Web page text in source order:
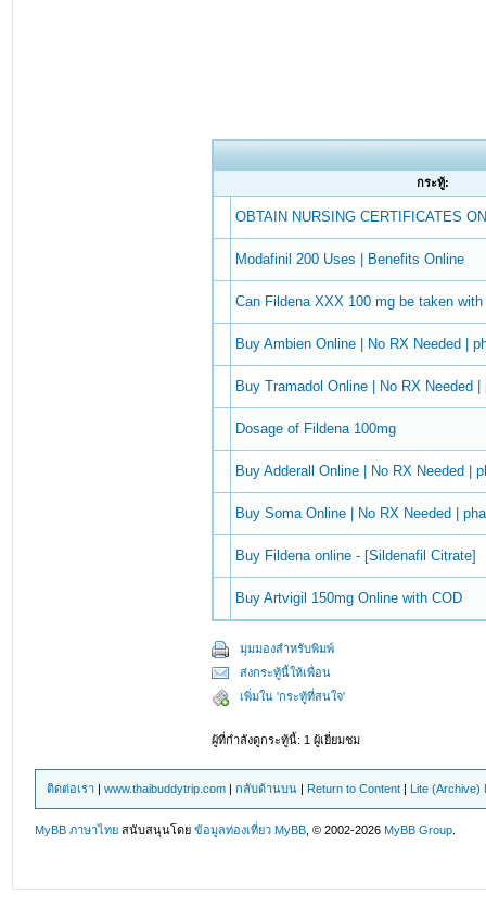
กระทู้:
OBTAIN NURSING CERTIFICATES
Modafinil 200 Uses | Benefits Online
Can Fildena XXX 100 mg be taken
Buy Ambien Online | No RX Needed |
Buy Tramadol Online | No RX Needed |
Dosage of Fildena 100mg
Buy Adderall Online | No RX Needed |
Buy Soma Online | No RX Needed |
Buy Fildena online - [Sildenafil Citrate]
Buy Artvigil 150mg Online with COD
มุมมองสำหรับพิมพ์
ส่งกระทู้นี้ให้เพื่อน
เพิ่มใน 'กระทู้ที่สนใจ'
ผู้ที่กำลังดูกระทู้นี้: 1 ผู้เยี่ยมชม
ติดต่อเรา |www.thaibuddytrip.com |กลับด้านบน | Return to Content | Lite (Archive)
MyBB ภาษาไทย สนับสนุนโดยข้อมูลท่องเที่ยว MyBB , © 2002-2026MyBB Group